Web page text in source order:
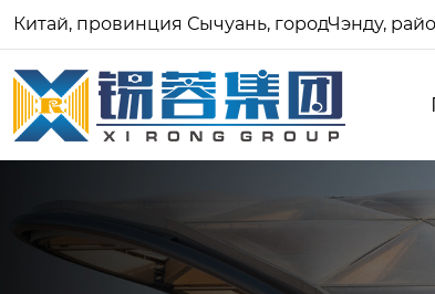
Китай, провинция Сычуань, городЧэнду,